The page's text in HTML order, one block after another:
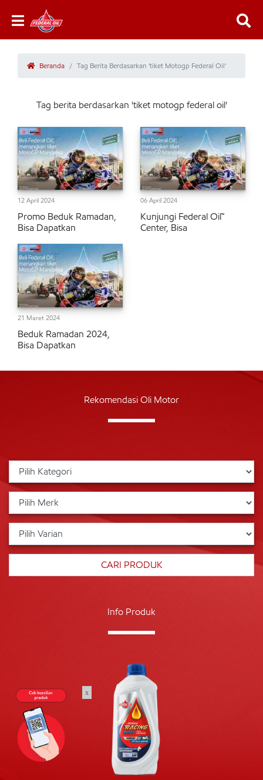
Beranda Tag Berita Berdasarkan 'tiket Motogp Federal Oil'
Tag berita berdasarkan 'tiket motogp federal oil'
12 April 2024
Promo Beduk Ramadan,
Bisa Dapatkan
06 April 2024
Kunjungi Federal Oil™
Center, Bisa
21 Maret 2024
Beduk Ramadan 2024,
Bisa Dapatkan
Rekomendasi Oli Motor
Info Produk
x